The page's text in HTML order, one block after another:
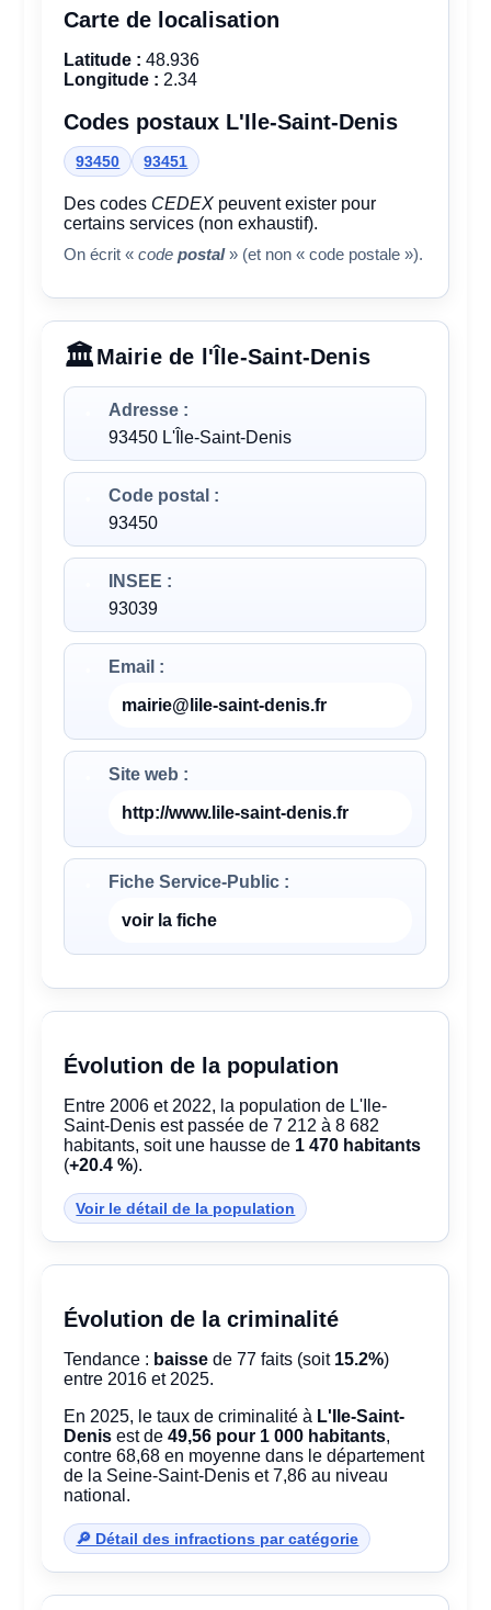
Carte de localisation
Latitude : 48.936
Longitude : 2.34
Codes postaux L'Ile-Saint-Denis
93450 93451
Des codes CEDEX peuvent exister pour
certains services (non exhaustif).
On écrit «codepostal» (et non « code postale »).
Mairie de l'Île-Saint-Denis
Adresse :
93450 L'Île-Saint-Denis
Code postal :
93450
INSEE :
93039
Email :
mairie@lile-saint-denis.fr
Site web :
http://www.lile-saint-denis.fr
Fiche Service-Public :
voir la fiche
Évolution de la population
Entre 2006 et 2022, la population de L'Ile-
Saint-Denis est passée de 7 212 à 8 682
habitants, soit une hausse de 1 470 habitants
(+20.4 %).
Voir le détail de la population
Évolution de la criminalité
Tendance : baisse de 77 faits (soit 15.2%)
entre 2016 et 2025.
En 2025, le taux de criminalité à L'Ile-Saint-
Denis est de49,56 pour 1 000 habitants,
contre 68,68 en moyenne dans le département
de la Seine-Saint-Denis et 7,86 au niveau
national.
🔎 Détail des infractions par catégorie